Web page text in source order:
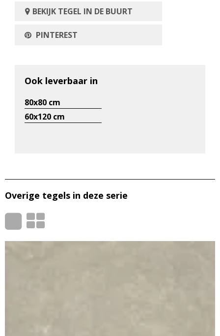
BEKIJK TEGEL IN DE BUURT
PINTEREST
Ook leverbaar in
80x80 cm
60x120 cm
Overige tegels in deze serie